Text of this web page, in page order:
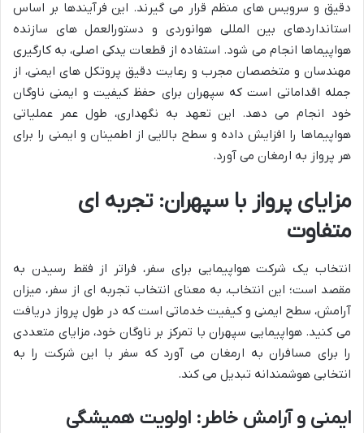
دقیق و سرویس های منظم قرار می گیرند. این فرآیندها بر اساس
استانداردهای بین المللی هوانوردی و دستورالعمل های سازنده
هواپیماها انجام می شود. استفاده از قطعات یدکی اصلی، به کارگیری
مهندسان و متخصصان مجرب و رعایت دقیق پروتکل های ایمنی، از
جمله اقداماتی است که سپهران برای حفظ کیفیت و ایمنی ناوگان
خود انجام می دهد. این تعهد به نگهداری، طول عمر عملیاتی
هواپیماها را افزایش داده و سطح بالایی از اطمینان و ایمنی را برای
هر پرواز به ارمغان می آورد.
مزایای پرواز با سپهران: تجربه ای
متفاوت
انتخاب یک شرکت هواپیمایی برای سفر، فراتر از فقط رسیدن به
مقصد است؛ این انتخاب، به معنای انتخاب تجربه ای از سفر، میزان
آرامش، سطح ایمنی و کیفیت خدماتی است که در طول پرواز دریافت
می کنید. هواپیمایی سپهران با تمرکز بر ناوگان خود، مزایای متعددی
را برای مسافران به ارمغان می آورد که سفر با این شرکت را به
انتخابی هوشمندانه تبدیل می کند.
ایمنی و آرامش خاطر: اولویت همیشگی